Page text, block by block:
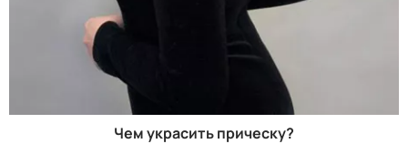
Чем украсить прическу?